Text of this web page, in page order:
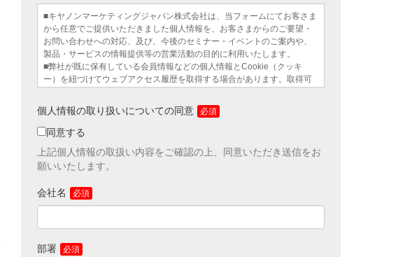
■キヤノンマーケティングジャパン株式会社は、当フォームにてお客さま
から任意でご提供いただきました個人情報を、お客さまからのご要望・
お問い合わせへの対応、及び、今後のセミナー・イベントのご案内や、
製品・サービスの情報提供等の営業活動の目的に利用いたします。
■弊社が既に保有している会員情報などの個人情報とCookie（クッキ
ー）を紐づけてウェブアクセス履歴を取得する場合があります。取得可
弊社グループ会社が運営・開設するウェブページ内に限られます。アク
セス履歴は、市場分析、および、これに基づく販売促進活動のために利
用します。
し、漏えい等の防止に努めます。また、以下の場合を除き、お客さまの
同意なく第三者へ開示・提供いたしません。
法令等に基づき開示する必要がある場合
前記の利用目的達成の為に、業務委託先に電子データもしくは紙媒体
の個人情報項目を電子データもしくは紙媒体で開示する必要がある場
個人情報の取り扱いについての同意
同意する
上記個人情報の取扱い内容をご確認の上、同意いただき送信をお
願いいたします。
会社名
部署